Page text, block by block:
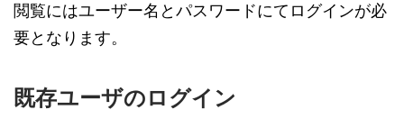
閲覧にはユーザー名とパスワードにてログインが必
要となります。
既存ユーザのログイン